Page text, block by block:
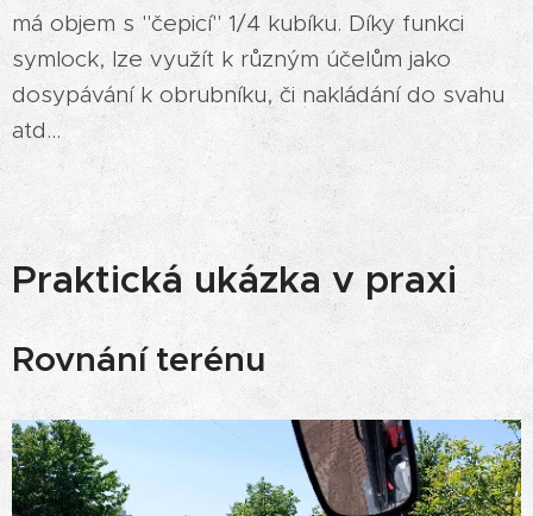
má objem s "čepicí" 1/4 kubíku. Díky funkci
symlock, lze využít k různým účelům jako
dosypávání k obrubníku, či nakládání do svahu
atd...
Praktická ukázka v praxi
Rovnání terénu